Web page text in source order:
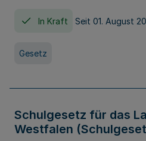
In Kraft Seit 01. August
Gesetz
Schulgesetz für das
Westfalen